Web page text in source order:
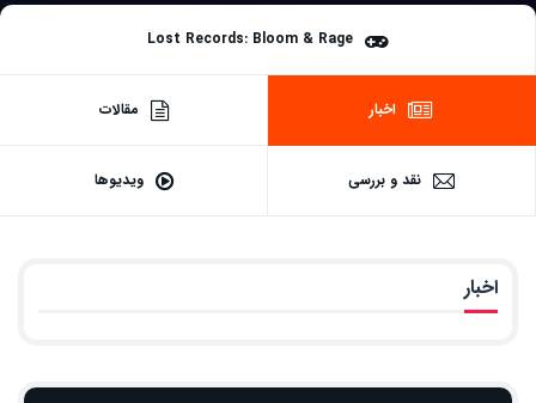
Lost Records: Bloom & Rage
اخبار مقالات
نقد و بررسی ویدیوها
اخبار